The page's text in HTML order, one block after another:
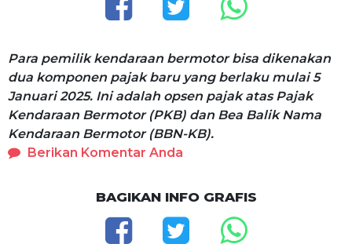
Para pemilik kendaraan bermotor bisa dikenakan
dua komponen pajak baru yang berlaku mulai 5
Januari 2025. Ini adalah opsen pajak atas Pajak
Kendaraan Bermotor (PKB) dan Bea Balik Nama
Kendaraan Bermotor (BBN-KB).
Berikan Komentar Anda
BAGIKAN INFO GRAFIS